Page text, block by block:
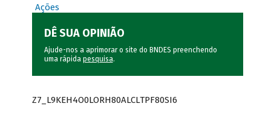
Ações
DÊ SUA OPINIÃO
Ajude-nos a aprimorar o site do BNDES preenchendo
uma rápida pesquisa.
Z7_L9KEH4O0LORH80ALCLTPF80SI6